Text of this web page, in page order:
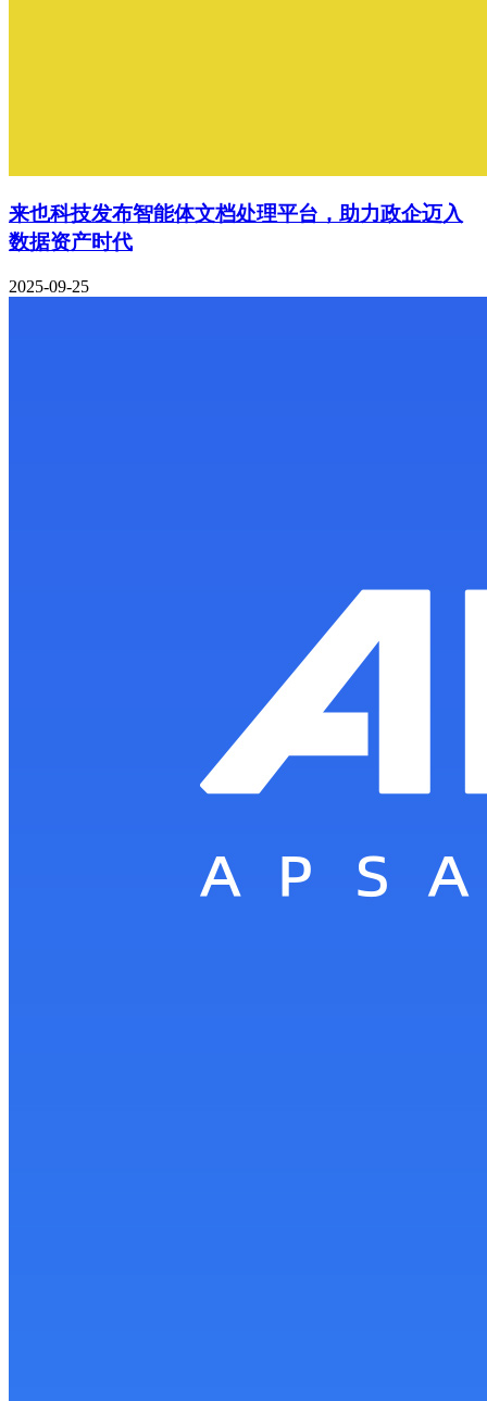
来也科技发布智能体文档处理平台，助力政企迈入
数据资产时代
2025-09-25